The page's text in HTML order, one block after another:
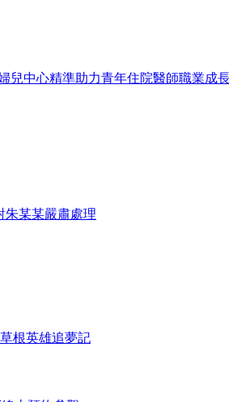
中心精準助力青年住院醫師職業成
朱某某嚴肅處理
根英雄追夢記